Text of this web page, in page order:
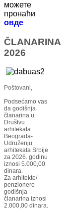
можете
пронаћи
овде
ČLANARINA
2026
Poštovani,
Podsećamo vas
da godišnja
članarina u
Društvu
arhitekata
Beograda-
Udruženju
arhitekata Srbije
za 2026. godinu
iznosi 5.000,00
dinara.
Za arhitekte/
penzionere
godišnja
članarina iznosi
2.000,00 dinara.